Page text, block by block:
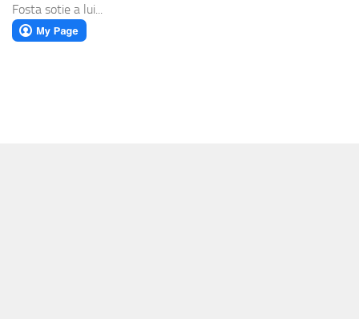
Fosta sotie a lui...